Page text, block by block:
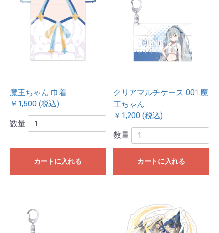
魔王ちゃん 巾着
￥1,500 (税込)
数量
カートに入れる
クリアマルチケース 001.魔
王ちゃん
￥1,200 (税込)
数量
カートに入れる